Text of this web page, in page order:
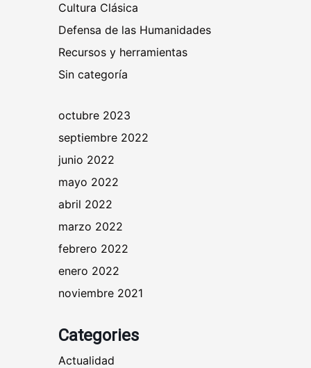
Cultura Clásica
Defensa de las Humanidades
Recursos y herramientas
Sin categoría
octubre 2023
septiembre 2022
junio 2022
mayo 2022
abril 2022
marzo 2022
febrero 2022
enero 2022
noviembre 2021
Categories
Actualidad